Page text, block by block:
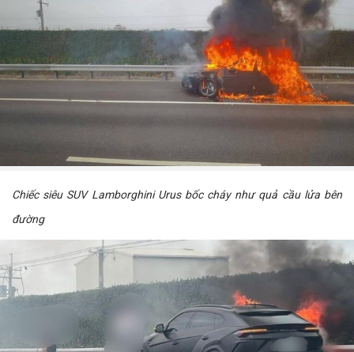
Chiếc siêu SUV Lamborghini Urus bốc cháy như quả cầu lửa bên
đường